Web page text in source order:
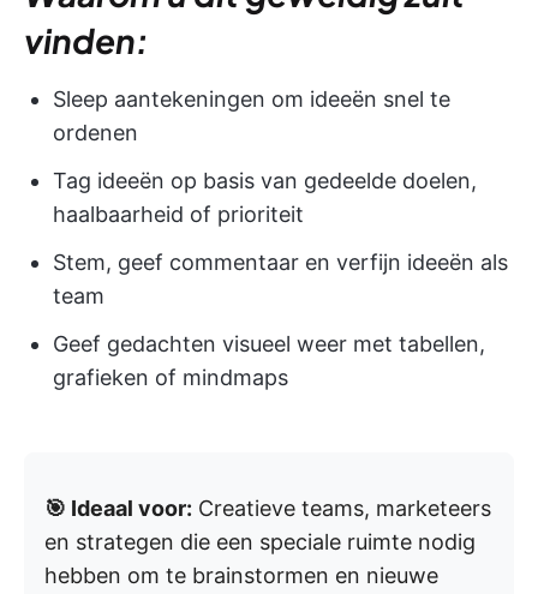
vinden:
Sleep aantekeningen om ideeën snel te
ordenen
Tag ideeën op basis van gedeelde doelen,
haalbaarheid of prioriteit
Stem, geef commentaar en verfijn ideeën als
team
Geef gedachten visueel weer met tabellen,
grafieken of mindmaps
🎯 Ideaal voor: Creatieve teams, marketeers
en strategen die een speciale ruimte nodig
hebben om te brainstormen en nieuwe